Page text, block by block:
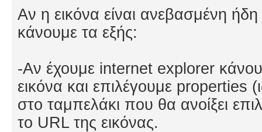
Αν η εικόνα είναι ανεβασμένη
κάνουμε τα εξής:
-Αν έχουμε internet explorer
εικόνα και επιλέγουμε properties
στο ταμπελάκι που θα ανοίξει
το URL της εικόνας.